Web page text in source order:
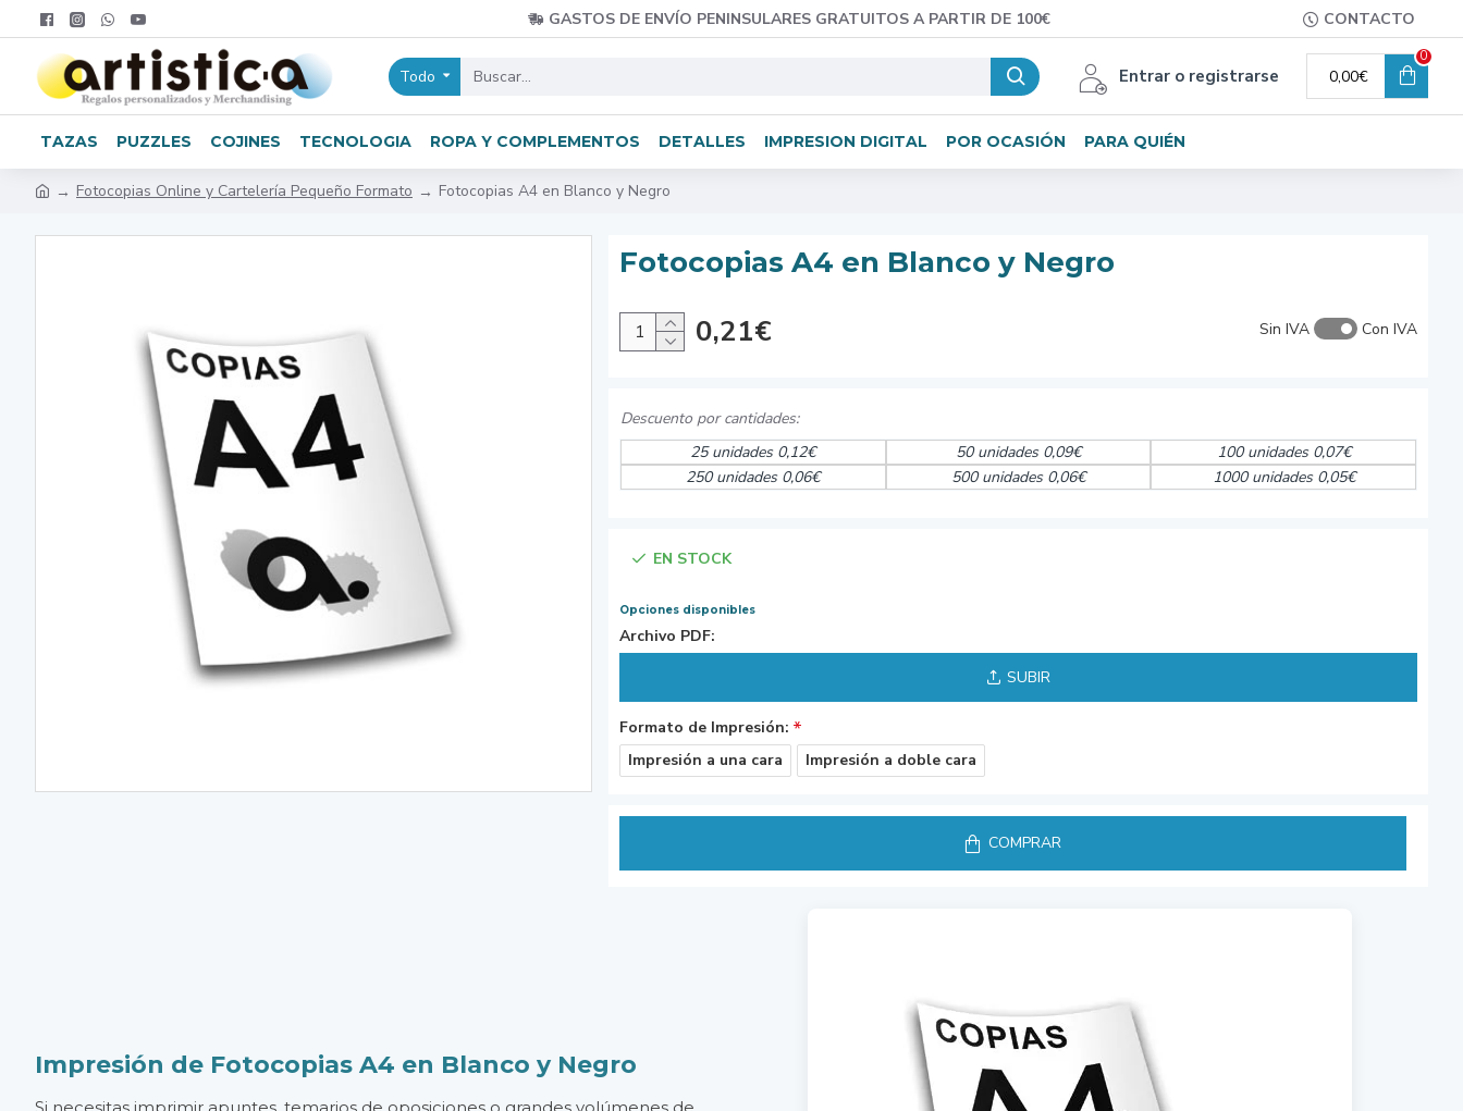
GASTOS DE ENVÍO PENINSULARES GRATUITOS A PARTIR DE 100€ CONTACTO
Todo Entrar o registrarse 0,00€
0
TAZAS PUZZLES COJINES TECNOLOGIA ROPA Y COMPLEMENTOS DETALLES IMPRESION DIGITAL POR OCASIÓN PARA QUIÉN
Fotocopias Online y Cartelería Pequeño Formato Fotocopias A4 en Blanco y Negro
Fotocopias A4 en Blanco y Negro
EN STOCK
0,21€ Sin IVA Con IVA
25 unidades 0,12€ 50 unidades 0,09€
100 unidades 0,07€
250 unidades 0,06€
500 unidades 0,06€ 1000 unidades 0,05€
Opciones disponibles
Archivo PDF:
SUBIR
Formato de Impresión:
Impresión a una cara
Impresión a doble cara
COMPRAR
Impresión de Fotocopias A4 en Blanco y Negro
Si necesitas imprimir apuntes, temarios de oposiciones o grandes volúmenes de